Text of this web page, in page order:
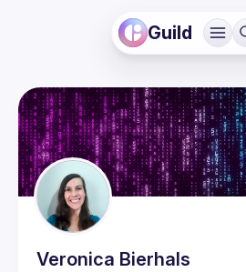
Guild
Veronica Bierhals